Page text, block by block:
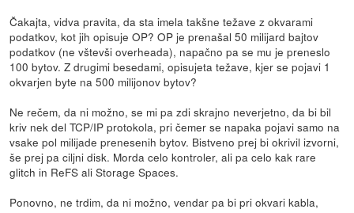
Čakajta, vidva pravita, da sta imela takšne težave z okvarami
podatkov, kot jih opisuje OP? OP je prenašal 50 milijard bajtov
podatkov (ne vštevši overheada), napačno pa se mu je preneslo
100 bytov. Z drugimi besedami, opisujeta težave, kjer se pojavi 1
okvarjen byte na 500 milijonov bytov?
Ne rečem, da ni možno, se mi pa zdi skrajno neverjetno, da bi bil
kriv nek del TCP/IP protokola, pri čemer se napaka pojavi samo na
vsake pol milijade prenesenih bytov. Bistveno prej bi okrivil izvorni,
še prej pa ciljni disk. Morda celo kontroler, ali pa celo kak rare
glitch in ReFS ali Storage Spaces.
Ponovno, ne trdim, da ni možno, vendar pa bi pri okvari kabla,